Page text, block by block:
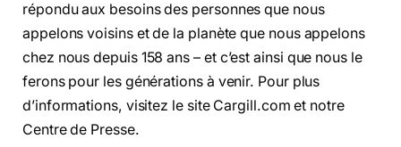
répondu aux besoins des personnes que nous
appelons voisins et de la planète que nous appelons
chez nous depuis 158 ans – et c’est ainsi que nous le
ferons pour les générations à venir. Pour plus
d’informations, visitez le site Cargill.com et notre
Centre de Presse.